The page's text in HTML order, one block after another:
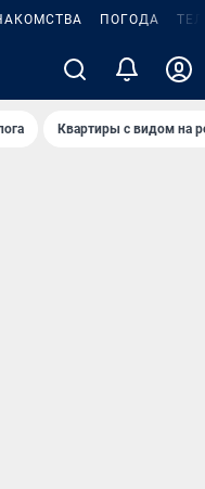
ПОГОДА
Квартиры с видом на